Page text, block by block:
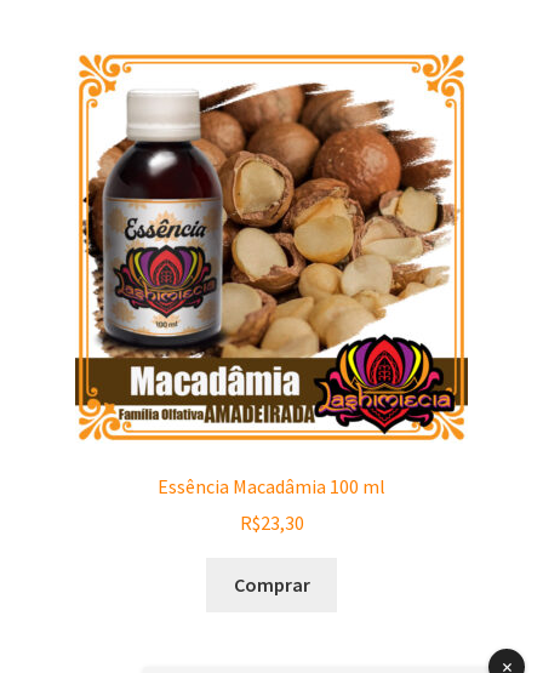
Essência Macadâmia 100 ml
R$23,30
Comprar